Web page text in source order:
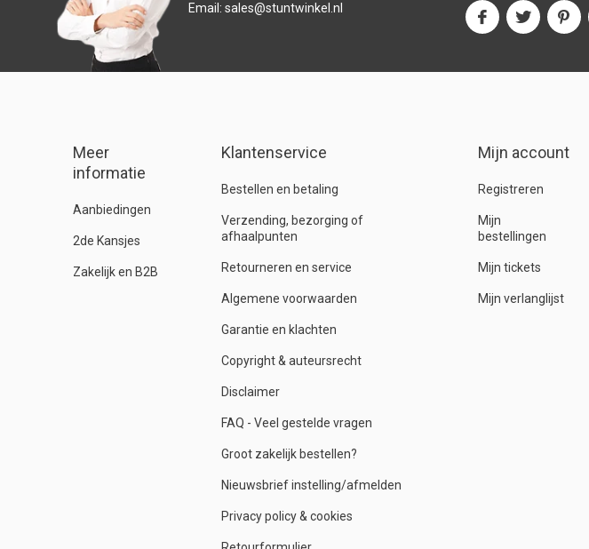
Email: sales@stuntwinkel.nl
Meer
informatie
Aanbiedingen
2de Kansjes
Zakelijk en B2B
Klantenservice
Bestellen en betaling
Verzending, bezorging of
afhaalpunten
Retourneren en service
Algemene voorwaarden
Garantie en klachten
Copyright & auteursrecht
Disclaimer
FAQ - Veel gestelde vragen
Groot zakelijk bestellen?
Nieuwsbrief instelling/afmelden
Privacy policy & cookies
Mijn account
Registreren
Mijn
bestellingen
Mijn tickets
Mijn verlanglijst